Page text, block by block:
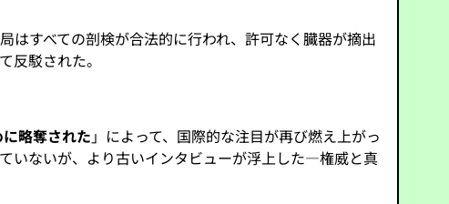
すべての剖検が合法的に行われ、許可なく臓器が摘出
反駁された。
略奪された 」によって、国際的な注目が再び燃え上がっ
いないが、より古いインタビューが浮上した—権威と真